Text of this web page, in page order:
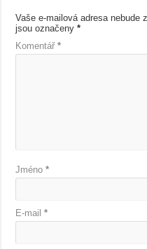
Vaše e-mailová adresa nebude
jsou označeny*
Komentář*
Jméno*
E-mail*